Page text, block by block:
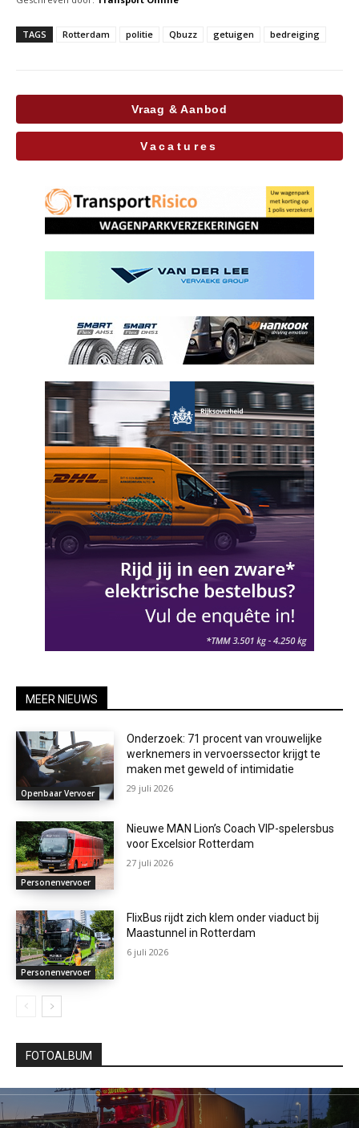
TAGS Rotterdam politie Qbuzz getuigen bedreiging
Vraag & Aanbod
Vacatures
MEER NIEUWS
Openbaar Vervoer
Onderzoek: 71 procent van vrouwelijke
werknemers in vervoerssector krijgt te
maken met geweld of intimidatie
29 juli 2026
Personenvervoer
Nieuwe MAN Lion’s Coach VIP-spelersbus
voor Excelsior Rotterdam
27 juli 2026
Personenvervoer
FlixBus rijdt zich klem onder viaduct bij
Maastunnel in Rotterdam
6 juli 2026
FOTOALBUM